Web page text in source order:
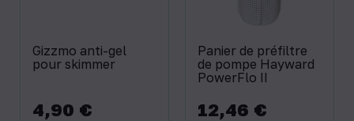
Gizzmo anti-gel
pour skimmer
Prix
4,90 €
Panier de préfiltre
de pompe Hayward
PowerFlo II
Prix
12,46 €